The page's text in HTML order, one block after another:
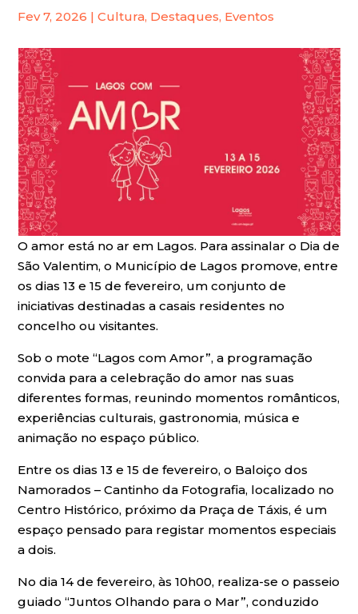
Fev 7, 2026 |Cultura, Destaques, Eventos
O amor está no ar em Lagos. Para assinalar o Dia de
São Valentim, o Município de Lagos promove, entre
os dias 13 e 15 de fevereiro, um conjunto de
iniciativas destinadas a casais residentes no
concelho ou visitantes.
Sob o mote “Lagos com Amor”, a programação
convida para a celebração do amor nas suas
diferentes formas, reunindo momentos românticos,
experiências culturais, gastronomia, música e
animação no espaço público.
Entre os dias 13 e 15 de fevereiro, o Baloiço dos
Namorados – Cantinho da Fotografia, localizado no
Centro Histórico, próximo da Praça de Táxis, é um
espaço pensado para registar momentos especiais
a dois.
No dia 14 de fevereiro, às 10h00, realiza-se o passeio
guiado “Juntos Olhando para o Mar”, conduzido